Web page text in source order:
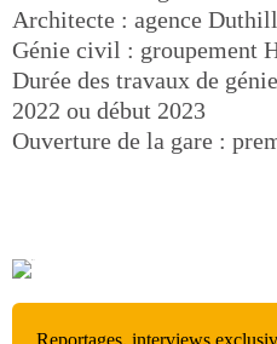
Architecte : agence
Génie civil : groupement
Durée des travaux de
2022 ou début 2023
Ouverture de la gare :
Reportages, interviews